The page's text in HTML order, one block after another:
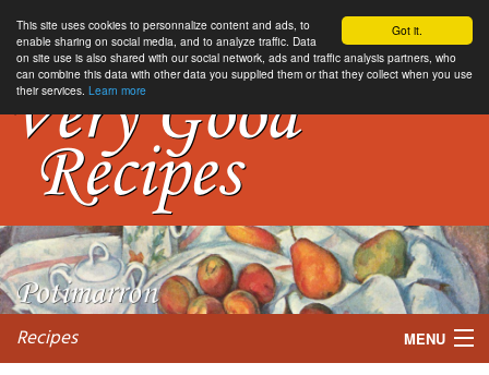
Got it.
This site uses cookies to personnalize content and ads, to
enable sharing on social media, and to analyze traffic. Data
on site use is also shared with our social network, ads and traffic analysis partners, who
can combine this data with other data you supplied them or that they collect when you use
their services. Learn more
Recipes MENU